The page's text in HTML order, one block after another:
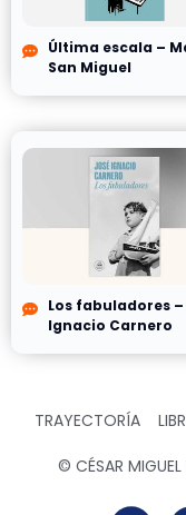
Última escala –
San Miguel
Los fabuladores –
Ignacio Carnero
TRAYECTORÍA
© CÉSAR MIGUEL